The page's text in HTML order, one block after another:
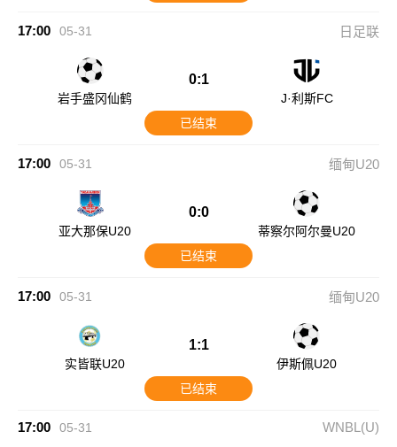
17:00 05-31 日足联
岩手盛冈仙鹤
0:1
J·利斯FC
已结束
17:00 05-31 缅甸U20
亚大那保U20
0:0
蒂察尔阿尔曼U20
已结束
17:00 05-31 缅甸U20
实皆联U20
1:1
伊斯佩U20
已结束
17:00 05-31 WNBL(U)